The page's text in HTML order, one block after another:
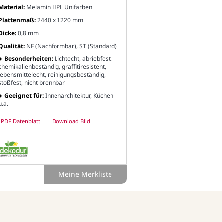
Melamin HPL Unifarben
2440 x 1220 mm
0,8 mm
NF (Nachformbar), ST (Standard)
Besonderheiten: Lichtecht, abriebfest,
graffitiresistent,
reinigungsbeständig,
nicht brennbar
Geeignet für:Innenarchitektur, Küchen
PDF Datenblatt Download Bild
Meine Merkliste